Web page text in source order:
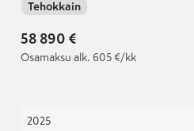
86kWh | SOH 99,5% |
Tehokkain
58 890 €
Osamaksu alk. 605 €/kk
2025